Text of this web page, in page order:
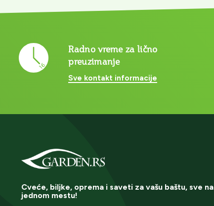
Radno vreme za lično
preuzimanje
Sve kontakt informacije
Cveće, biljke, oprema i saveti za vašu baštu, sve na
jednom mestu!